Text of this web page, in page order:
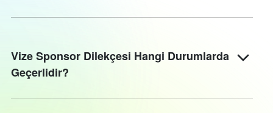
Vize Sponsor Dilekçesi Hangi Durumlarda
Geçerlidir?